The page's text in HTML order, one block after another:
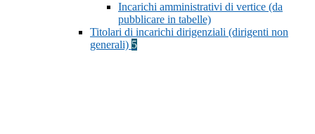
Incarichi amministrativi di vertice (da
pubblicare in tabelle)
Titolari di incarichi dirigenziali (dirigenti non
generali) 5